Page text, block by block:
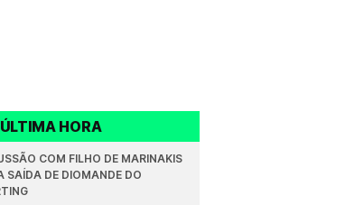
ÚLTIMA HORA
COM FILHO DE MARINAKIS
SAÍDA DE DIOMANDE DO